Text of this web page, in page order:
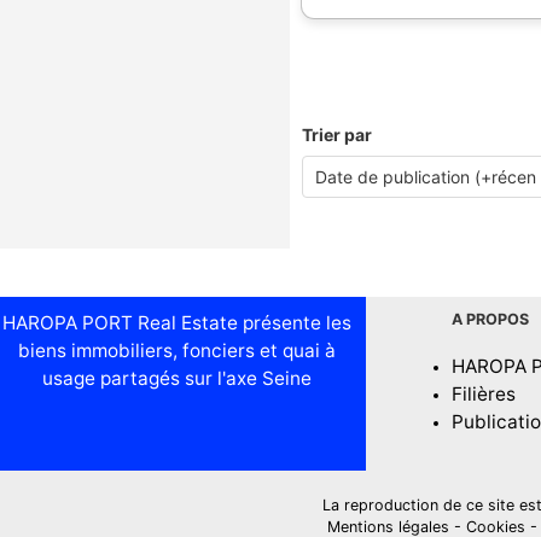
Trier par
HAROPA PORT Real Estate présente les
biens immobiliers, fonciers et quai à
usage partagés sur l'axe Seine
A PROPOS
HAROPA
Filières
La reproduction de ce site
Mentions légales - Cookies -